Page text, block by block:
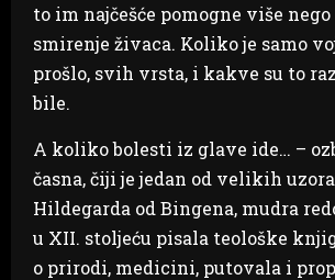
to im najčešće pomogne više
smirenje živaca. Koliko je samo
prošlo, svih vrsta, i kakve su to
bile.
A koliko bolesti iz glave ide… –
časna, čiji je jedan od velikih
Hildegarda od Bingena, mudra
u XII. stoljeću pisala teološke
o prirodi, medicini, putovala i